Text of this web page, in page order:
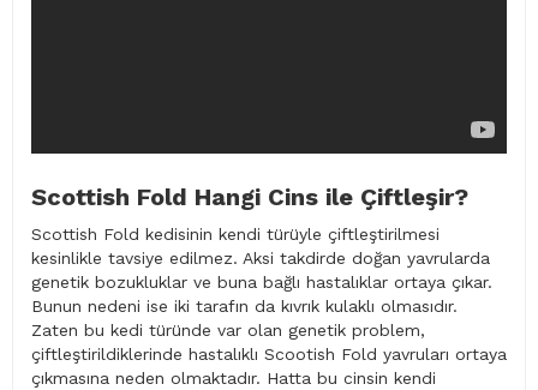
Scottish Fold Hangi Cins ile Çiftleşir?
Scottish Fold kedisinin kendi türüyle çiftleştirilmesi
kesinlikle tavsiye edilmez. Aksi takdirde doğan yavrularda
genetik bozukluklar ve buna bağlı hastalıklar ortaya çıkar.
Bunun nedeni ise iki tarafın da kıvrık kulaklı olmasıdır.
Zaten bu kedi türünde var olan genetik problem,
çiftleştirildiklerinde hastalıklı Scootish Fold yavruları ortaya
çıkmasına neden olmaktadır. Hatta bu cinsin kendi